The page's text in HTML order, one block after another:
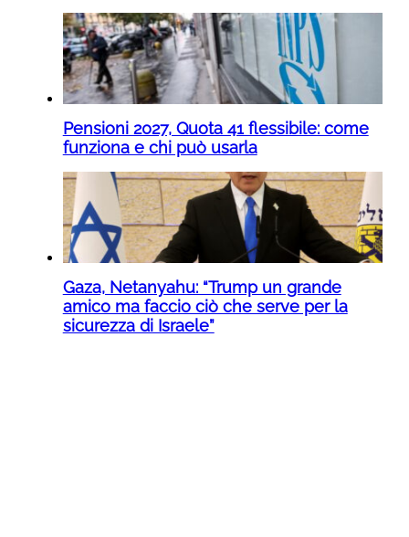
Pensioni 2027, Quota 41 flessibile: come
funziona e chi può usarla
Gaza, Netanyahu: “Trump un grande
amico ma faccio ciò che serve per la
sicurezza di Israele”